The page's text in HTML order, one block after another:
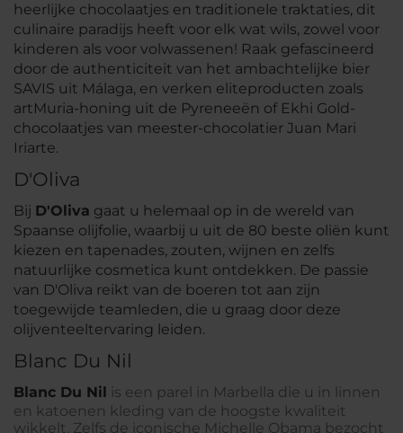
heerlijke chocolaatjes en traditionele traktaties, dit
culinaire paradijs heeft voor elk wat wils, zowel voor
kinderen als voor volwassenen! Raak gefascineerd
door de authenticiteit van het ambachtelijke bier
SAVIS uit Málaga, en verken eliteproducten zoals
artMuria-honing uit de Pyreneeën of Ekhi Gold-
chocolaatjes van meester-chocolatier Juan Mari
Iriarte.
D'Oliva
Bij D'Oliva gaat u helemaal op in de wereld van
Spaanse olijfolie, waarbij u uit de 80 beste oliën kunt
kiezen en tapenades, zouten, wijnen en zelfs
natuurlijke cosmetica kunt ontdekken. De passie
van D'Oliva reikt van de boeren tot aan zijn
toegewijde teamleden, die u graag door deze
olijventeeltervaring leiden.
Blanc Du Nil
Blanc Du Nil
is een parel in Marbella die u in linnen
en katoenen kleding van de hoogste kwaliteit
wikkelt. Zelfs de iconische Michelle Obama bezocht